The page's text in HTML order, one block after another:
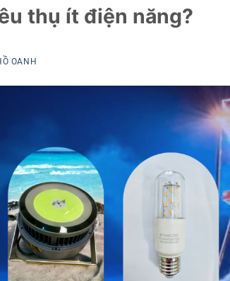
thụ ít điện năng?
OANH